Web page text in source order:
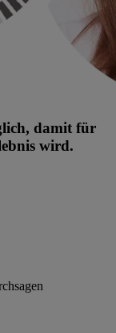
damit für
wird.